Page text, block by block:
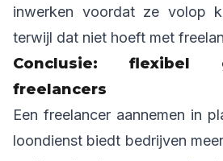
inwerken voordat ze volop
terwijl dat niet hoeft met
Conclusie: flexibel
freelancers
Een freelancer aannemen in
loondienst biedt bedrijven